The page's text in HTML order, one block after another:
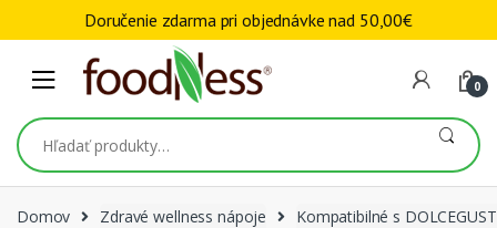
Skip to navigation
Skip to content
0
Hľadať:
Domov Zdravé wellness nápoje Kompatibilné s
Doručenie zdarma pri objednávke nad 50,00€